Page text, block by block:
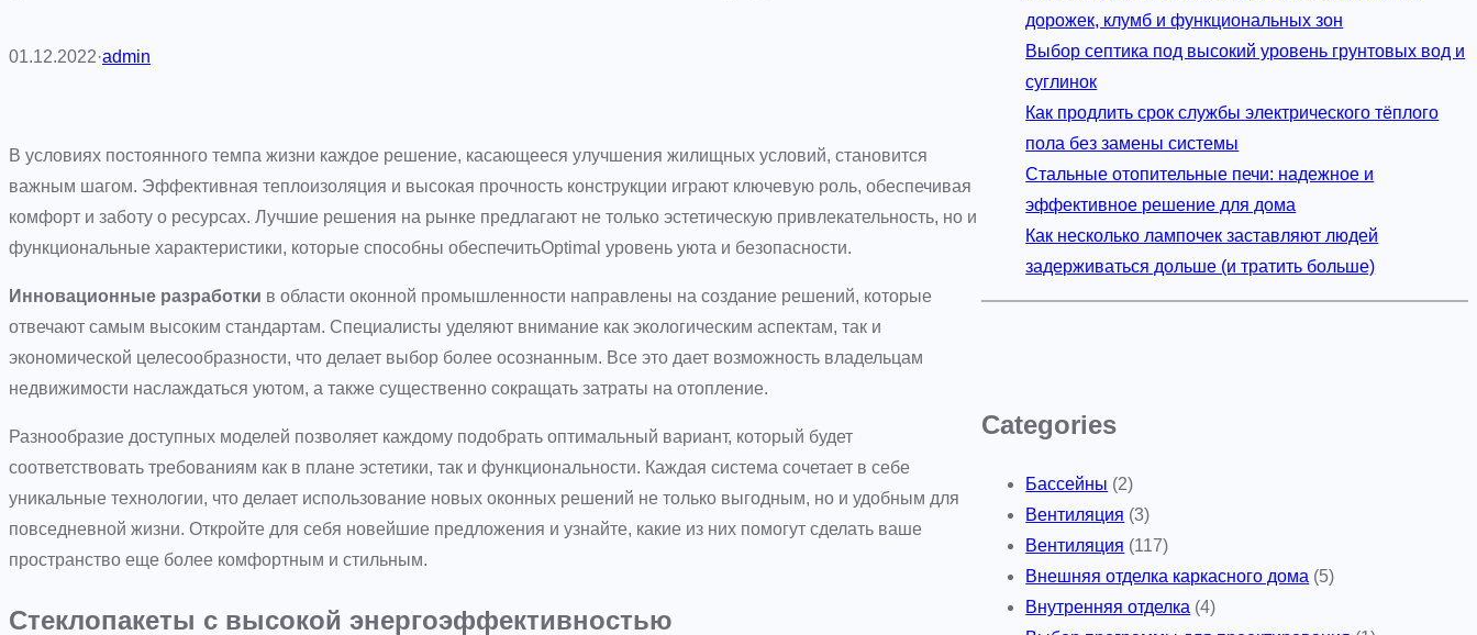
01.12.2022·admin
В условиях постоянного темпа жизни каждое решение, касающееся улучшения жилищных условий, становится
важным шагом. Эффективная теплоизоляция и высокая прочность конструкции играют ключевую роль, обеспечивая
комфорт и заботу о ресурсах. Лучшие решения на рынке предлагают не только эстетическую привлекательность, но и
функциональные характеристики, которые способны обеспечитьOptimal уровень уюта и безопасности.
Инновационные разработки в области оконной промышленности направлены на создание решений, которые
отвечают самым высоким стандартам. Специалисты уделяют внимание как экологическим аспектам, так и
экономической целесообразности, что делает выбор более осознанным. Все это дает возможность владельцам
недвижимости наслаждаться уютом, а также существенно сокращать затраты на отопление.
Разнообразие доступных моделей позволяет каждому подобрать оптимальный вариант, который будет
соответствовать требованиям как в плане эстетики, так и функциональности. Каждая система сочетает в себе
уникальные технологии, что делает использование новых оконных решений не только выгодным, но и удобным для
повседневной жизни. Откройте для себя новейшие предложения и узнайте, какие из них помогут сделать ваше
пространство еще более комфортным и стильным.
Стеклопакеты с высокой энергоэффективностью
дорожек, клумб и функциональных зон
Выбор септика под высокий уровень грунтовых вод и
суглинок
Как продлить срок службы электрического тёплого
пола без замены системы
Стальные отопительные печи: надежное и
эффективное решение для дома
Как несколько лампочек заставляют людей
задерживаться дольше (и тратить больше)
Categories
Бассейны (2)
Вентиляция (3)
Вентиляция (117)
Внешняя отделка каркасного дома (5)
Внутренняя отделка (4)